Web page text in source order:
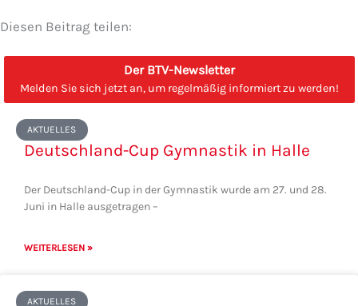
Diesen Beitrag teilen:
Der BTV-Newsletter
Melden Sie sich jetzt an, um regelmäßig informiert zu werden!
AKTUELLES
Deutschland-Cup Gymnastik in Halle
Der Deutschland-Cup in der Gymnastik wurde am 27. und 28.
Juni in Halle ausgetragen –
WEITERLESEN »
AKTUELLES